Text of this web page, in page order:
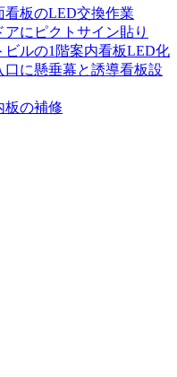
板のLED交換作業
にピクトサイン貼り
ルの1階案内看板LED化
に懸垂幕と誘導看板設
板の補修